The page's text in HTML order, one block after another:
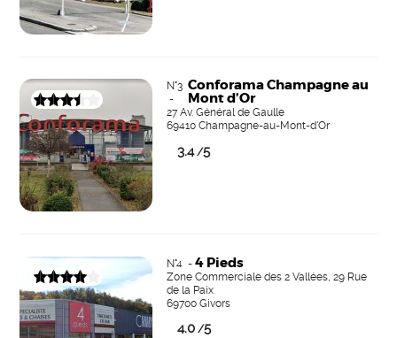
N°3
-
Conforama Champagne au
Mont d’Or
27 Av. Général de Gaulle
69410 Champagne-au-Mont-d'Or
3.4/5
N°4 - 4 Pieds
Zone Commerciale des 2 Vallées, 29 Rue
de la Paix
69700 Givors
4.0 /5